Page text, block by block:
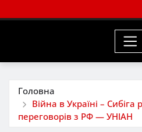
Головна
Війна в Україні – Сибіга
переговорів з РФ — УНІАН